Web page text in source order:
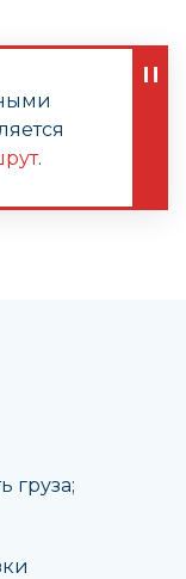
.
груза;